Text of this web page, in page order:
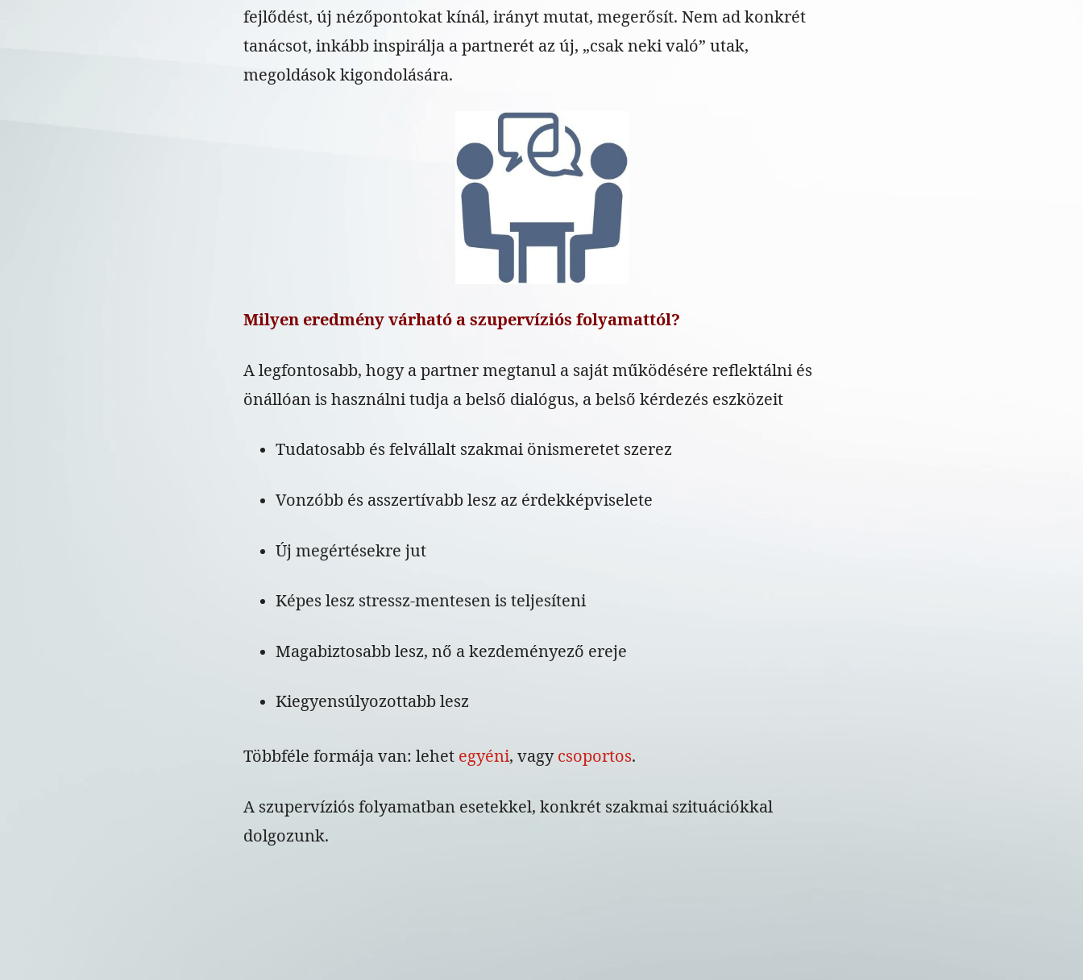
fejlődést, új nézőpontokat kínál, irányt mutat, megerősít. Nem ad konkrét
tanácsot, inkább inspirálja a partnerét az új, „csak neki való” utak,
megoldások kigondolására.
Milyen eredmény várható a szupervíziós folyamattól?
A legfontosabb, hogy a partner megtanul a saját működésére reflektálni és
önállóan is használni tudja a belső dialógus, a belső kérdezés eszközeit
Tudatosabb és felvállalt szakmai önismeretet szerez
Vonzóbb és asszertívabb lesz az érdekképviselete
Új megértésekre jut
Képes lesz stressz-mentesen is teljesíteni
Magabiztosabb lesz, nő a kezdeményező ereje
Kiegyensúlyozottabb lesz
Többféle formája van: lehet egyéni, vagycsoportos.
A szupervíziós folyamatban esetekkel, konkrét szakmai szituációkkal
dolgozunk.